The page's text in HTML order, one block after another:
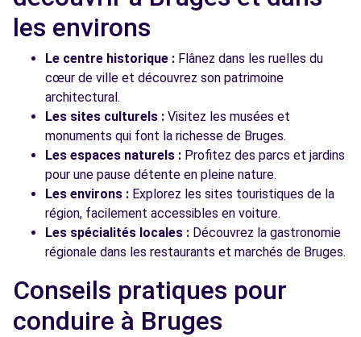
les environs
Le centre historique : Flânez dans les ruelles du
cœur de ville et découvrez son patrimoine
architectural.
Les sites culturels : Visitez les musées et
monuments qui font la richesse de Bruges.
Les espaces naturels : Profitez des parcs et jardins
pour une pause détente en pleine nature.
Les environs : Explorez les sites touristiques de la
région, facilement accessibles en voiture.
Les spécialités locales : Découvrez la gastronomie
régionale dans les restaurants et marchés de Bruges.
Conseils pratiques pour
conduire à Bruges